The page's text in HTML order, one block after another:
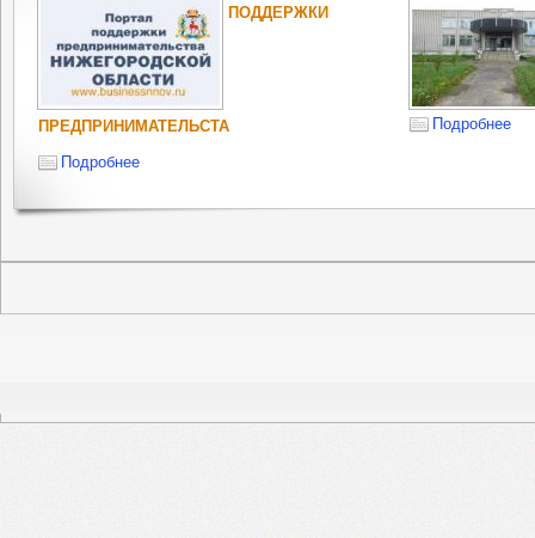
ПОДДЕРЖКИ
ПРЕДПРИНИМАТЕЛЬСТА
Подробнее
Подробнее